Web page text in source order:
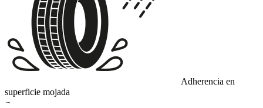
Adherencia en
superficie mojada
B